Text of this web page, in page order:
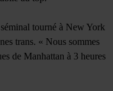
tourné à New York
trans. « Nous sommes
de Manhattan à 3 heures